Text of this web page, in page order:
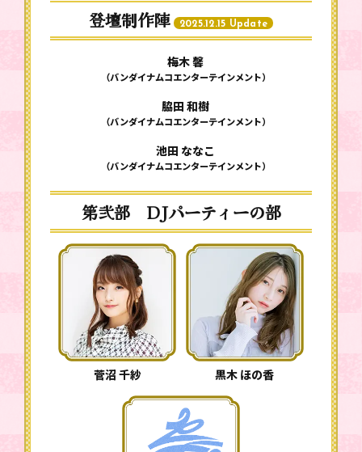
登壇制作陣 2025.12.15 Update
梅木 馨
（バンダイナムコエンターテインメント）
脇田 和樹
（バンダイナムコエンターテインメント）
池田 ななこ
（バンダイナムコエンターテインメント）
第弐部 DJパーティーの部
菅沼 千紗 黒木 ほの香